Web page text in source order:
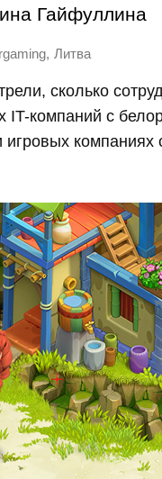
Гайфуллина
, Литва
сколько
IT-компаний с
игровых